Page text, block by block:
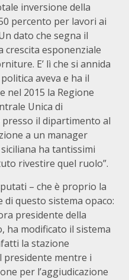
inversione della
percento per lavori ai
dato che segna il
crescita esponenziale
E’ lì che si annida
aveva e ha il
nel 2015 la Regione
Unica di
il dipartimento al
a un manager
ha tantissimi
rivestire quel ruolo”.
– che è proprio la
questo sistema opaco:
presidente della
ha modificato il sistema
la stazione
presidente mentre i
per l’aggiudicazione